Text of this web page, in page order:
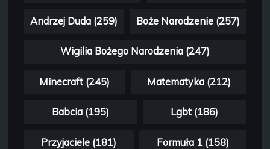
Andrzej Duda (259) Boże Narodzenie (257)
Wigilia Bożego Narodzenia (247)
Minecraft (245) Matematyka (212)
Babcia (195) Lgbt (186)
Przyjaciele (181) Formuła 1 (158)